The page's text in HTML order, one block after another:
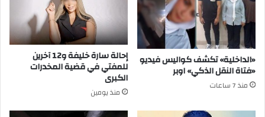
«الداخلية» تكشف كواليس فيديو
«فتاة النقل الذكي» اوبر
منذ 7 ساعات
إحالة سارة خليفة و12 آخرين
للمفتي في قضية المخدرات
الكبرى
منذ يومين